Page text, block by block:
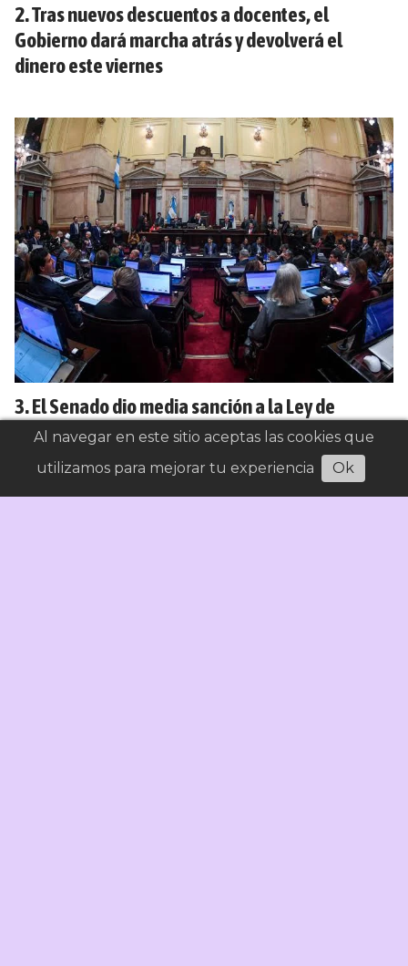
Tras nuevos descuentos a docentes, el
Gobierno dará marcha atrás y devolverá el
dinero este viernes
El Senado dio media sanción a la Ley de
Inviolabilidad de la Propiedad Privada tras
eliminar dos capítulos claves
Al navegar en este sitio aceptas las cookies que
utilizamos para mejorar tu experiencia
Ok